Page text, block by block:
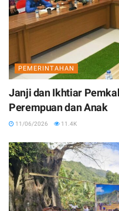
PEMERINTAHAN
Janji dan Ikhtiar
Perempuan dan Anak
11/06/2026 11.4K